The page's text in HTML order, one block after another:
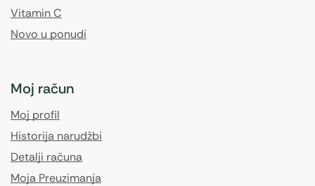
Vitamin C
Novo u ponudi
Moj račun
Moj profil
Historija narudžbi
Detalji računa
Moja Preuzimanja